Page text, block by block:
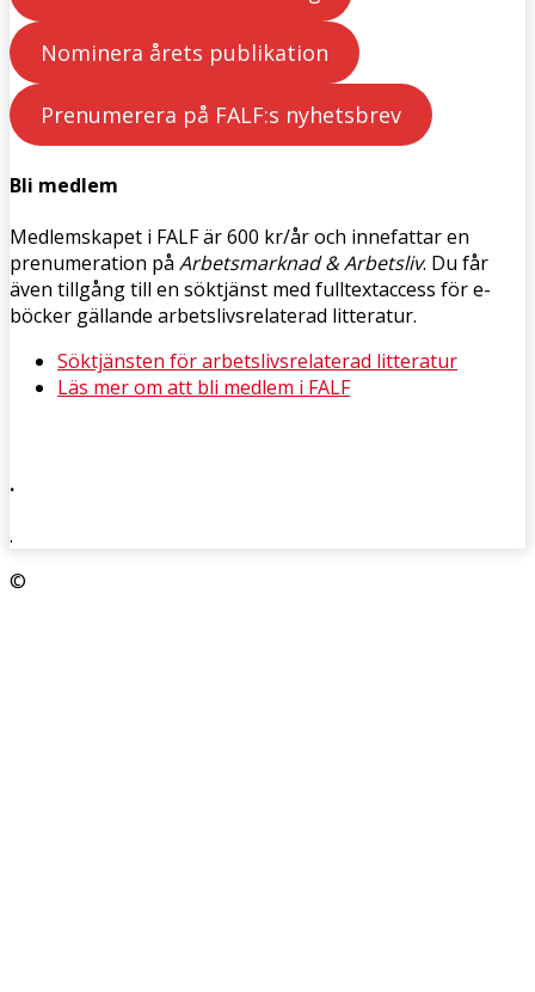
Nominera årets publikation
Prenumerera på FALF:s nyhetsbrev
Bli medlem
Medlemskapet i FALF är 600 kr/år och innefattar en
prenumeration på Arbetsmarknad & Arbetsliv. Du får
även tillgång till en söktjänst med fulltextaccess för e-
böcker gällande arbetslivsrelaterad litteratur.
Söktjänsten för arbetslivsrelaterad litteratur
Läs mer om att bli medlem i FALF
.
.
©